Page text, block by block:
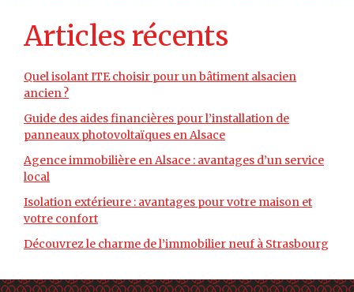
Articles récents
Quel isolant ITE choisir pour un bâtiment alsacien
ancien ?
Guide des aides financières pour l’installation de
panneaux photovoltaïques en Alsace
Agence immobilière en Alsace : avantages d’un service
local
Isolation extérieure : avantages pour votre maison et
votre confort
Découvrez le charme de l’immobilier neuf à Strasbourg